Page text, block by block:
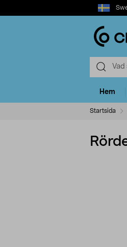
Select
market
Hem
Startsida